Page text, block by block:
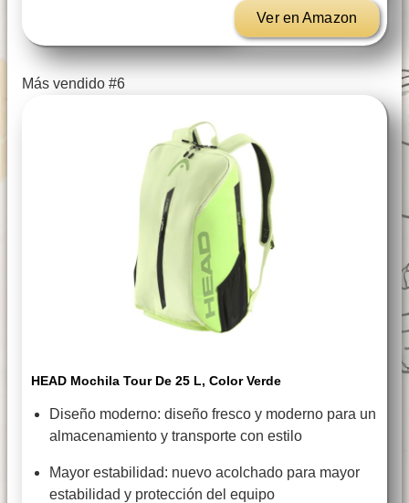
Ver en Amazon
Más vendido #6
HEAD Mochila Tour De 25 L, Color Verde
Diseño moderno: diseño fresco y moderno para un
almacenamiento y transporte con estilo
Mayor estabilidad: nuevo acolchado para mayor
estabilidad y protección del equipo